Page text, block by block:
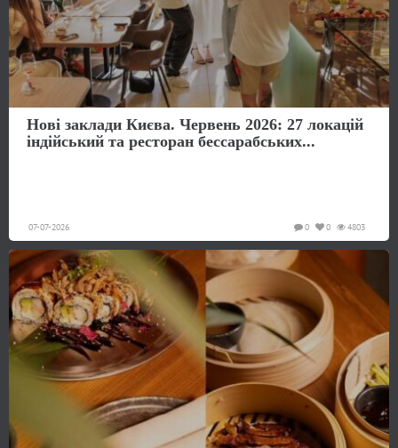
Нові заклади Києва. Червень 2026: 27 локацій
індійський та ресторан бессарабських...
07-07-2026 4803
0
0